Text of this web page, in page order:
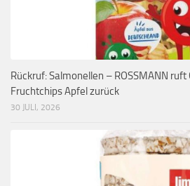
Rückruf: Salmonellen – ROSSMANN ruft
Fruchtchips Apfel zurück
30 JULI, 2026